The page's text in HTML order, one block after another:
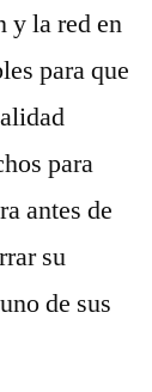
y la red en
para que
para
antes de
su
de sus